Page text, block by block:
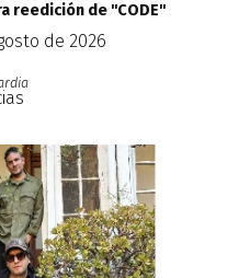
reedición de ''CODE''
de 2026